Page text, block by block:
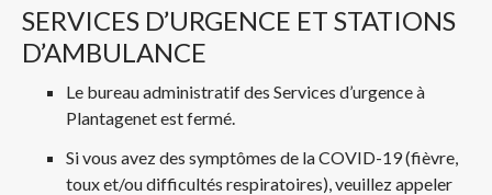
SERVICES D’URGENCE ET STATIONS
D’AMBULANCE
Le bureau administratif des Services d’urgence à
Plantagenet est fermé.
Si vous avez des symptômes de la COVID-19 (fièvre,
toux et/ou difficultés respiratoires), veuillez appeler